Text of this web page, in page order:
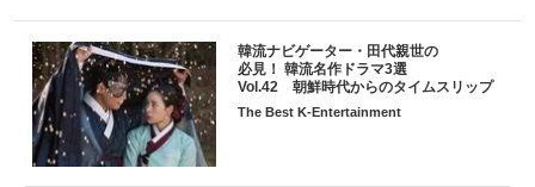
韓流ナビゲーター・田代親世の
必見！ 韓流名作ドラマ3選
Vol.42 朝鮮時代からのタイムスリップ
The Best K-Entertainment